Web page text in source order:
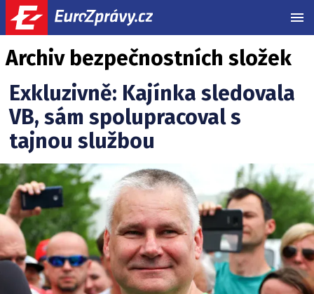
Archiv bezpečnostních složek
Exkluzivně: Kajínka sledovala
VB, sám spolupracoval s
tajnou službou